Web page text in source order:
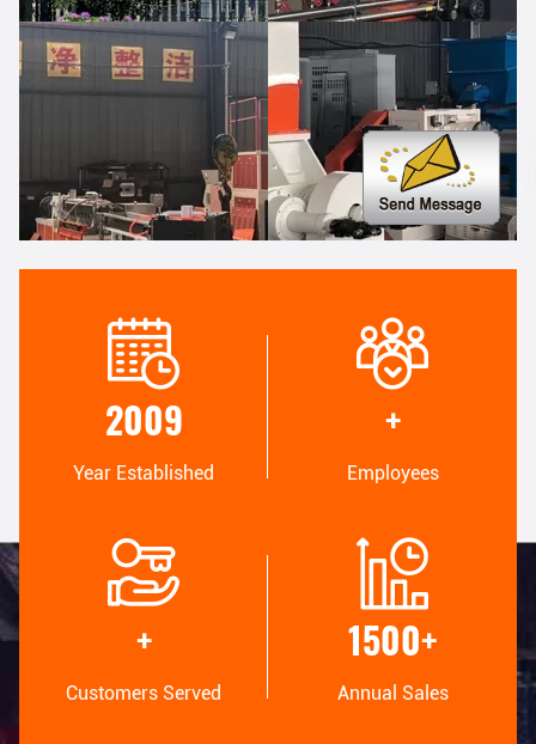
Trust Seal, Credit Check,
RoSH and Supplier Capability
Assessment. company has
strictly quality control system
DEVELOPMENT
Internal professional design
team and advanced
machinery workshop. We can
MANUFACTURING
Advanced automatic
machines, strictly process
control system. We can
manufacture all the Electrical
demand.
100% SERVICE
Bulk and customized small
packaging, FOB, CIF, DDU and
DDP. Let us help you find the
best solution for all your
2009
Year Established
+
Employees
+
Customers Served
1500+
Annual Sales